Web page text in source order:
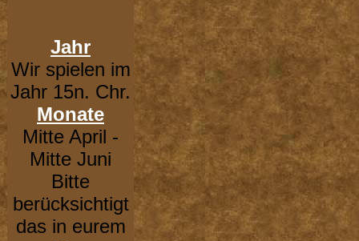
Jahr
Wir spielen im
Jahr 15n. Chr.
Monate
Mitte April -
Mitte Juni
Bitte
berücksichtigt
das in eurem